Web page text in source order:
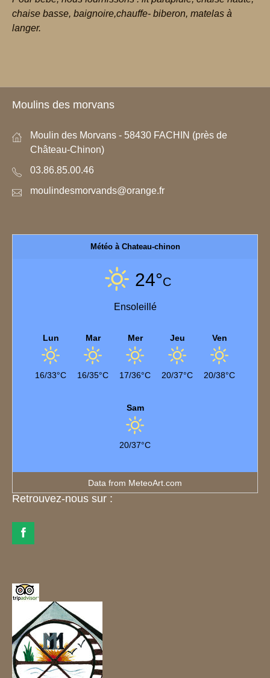
chaise basse, baignoire,chauffe- biberon, matelas à
langer.
Moulins des morvans
Moulin des Morvans - 58430 FACHIN (près de
Château-Chinon)
03.86.85.00.46
moulindesmorvands@orange.fr
Météo à Chateau-chinon
24°C
Ensoleillé
Lun
16/33°C
Mar
16/35°C
Mer
17/36°C
Jeu
20/37°C
Ven
20/38°C
Sam
20/37°C
Data from MeteoArt.com
Retrouvez-nous sur :